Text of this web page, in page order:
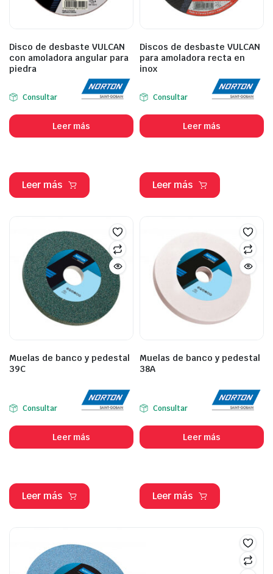
Disco de desbaste VULCAN
con amoladora angular para
piedra
Consultar
Leer más
Leer más
Discos de desbaste VULCAN
para amoladora recta en
inox
Consultar
Leer más
Leer más
Muelas de banco y pedestal
39C
Consultar
Leer más
Leer más
Muelas de banco y pedestal
38A
Consultar
Leer más
Leer más